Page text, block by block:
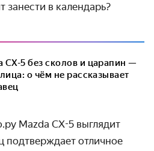
занести в календарь?
CX-5 без сколов и царапин —
о чём не рассказывает
Mazda CX-5 выглядит
подтверждает отличное